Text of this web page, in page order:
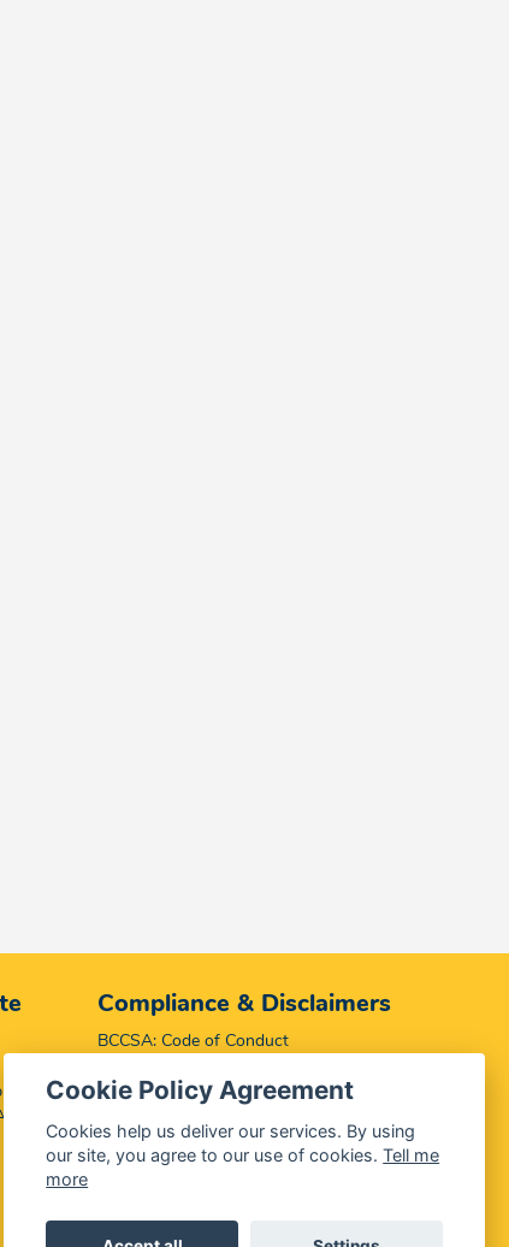
Compliance & Disclaimers
BCCSA: Code of Conduct
Complaints, Compliments & Disclosures
Cookie Policy Agreement
Cookies help us deliver our services. By using
our site, you agree to our use of cookies.Tell me
more